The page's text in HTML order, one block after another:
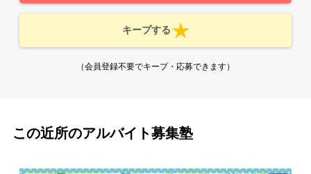
キープする
（会員登録不要でキープ・応募できます）
この近所のアルバイト募集塾